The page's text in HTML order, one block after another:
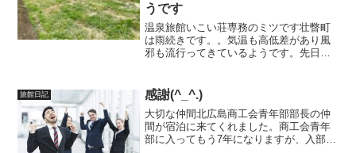
うです
温泉旅館いこい荘専務のミツです壮瞥町
は雨続きです。。気温も高低差があり風
邪も流行ってきているようです。先日、
るなー！』っと叫んでいる。振り返ると
師匠が雨が降って田んぼも...
旅館日記 感謝(^_^.)
大切な仲間北広島商工会青年部部長の仲
間が宿泊に来てくれました。商工会青年
部に入ってもう7年になりますが、入部し